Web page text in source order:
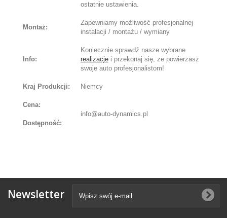
ostatnie ustawienia.
Montaż:
Zapewniamy możliwość profesjonalnej
instalacji / montażu / wymiany
Info:
Koniecznie sprawdź nasze wybrane
realizacje i przekonaj się, że powierzasz
swoje auto profesjonalistom!
Kraj Produkcji: Niemcy
Cena:
info@auto-dynamics.pl
Dostępność:
Newsletter